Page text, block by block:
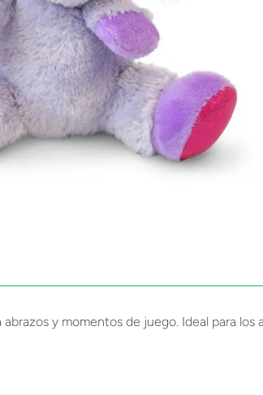
abrazos y momentos de juego. Ideal para